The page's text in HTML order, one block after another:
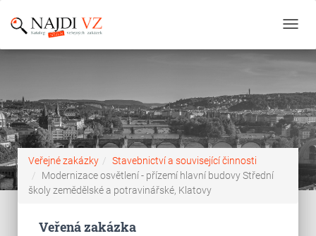
Veřejné zakázky
Stavebnictví a související činnosti
Modernizace osvětlení - přízemí hlavní budovy Střední
školy zemědělské a potravinářské, Klatovy
Veřená zakázka